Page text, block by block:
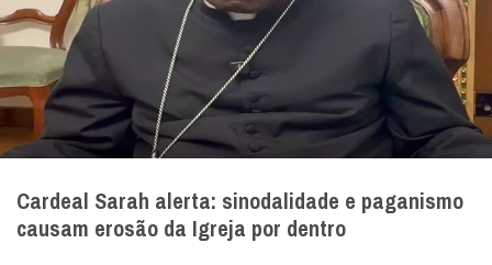
Cardeal Sarah alerta: sinodalidade e paganismo
causam erosão da Igreja por dentro